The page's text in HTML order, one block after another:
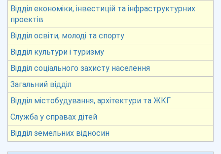
Відділ економіки, інвестицій та інфраструктурних
проектів
Відділ освіти, молоді та спорту
Відділ культури і туризму
Відділ соціального захисту населення
Загальний відділ
Відділ містобудування, архітектури та ЖКГ
Служба у справах дітей
Відділ земельних відносин